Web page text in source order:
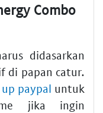
Combo
didasarkan
di papan catur.
up paypal untuk
jika ingin